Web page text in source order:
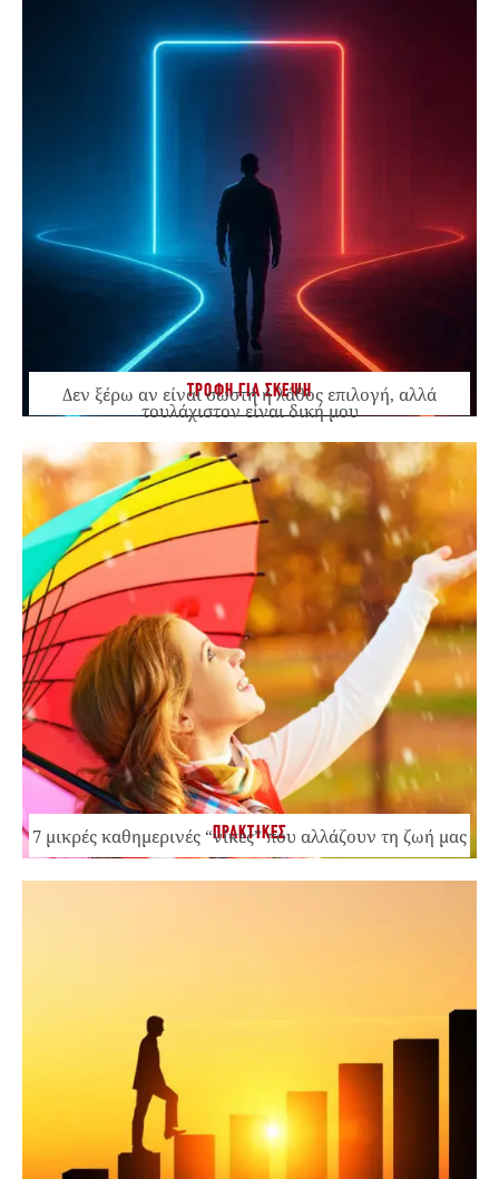
ΤΡΟΦΗ ΓΙΑ ΣΚΕΨΗ
Δεν ξέρω αν είναι σωστή ή λάθος επιλογή, αλλά
τουλάχιστον είναι δική μου
ΠΡΑΚΤΙΚΕΣ
7 μικρές καθημερινές “νίκες” που αλλάζουν τη ζωή μας